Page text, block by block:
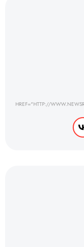
HREF="HTTP://